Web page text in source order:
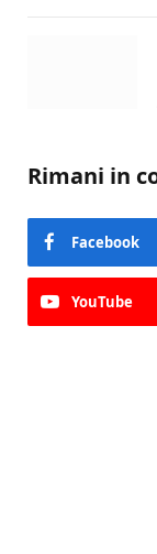
Rimani in
Facebook
YouTube